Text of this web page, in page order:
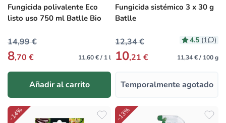
Fungicida polivalente Eco
listo uso 750 ml Batlle Bio
14,99 €
8,70 € 11,60 € / 1 l
Añadir al carrito
Fungicida sistémico 3 x 30 g
Batlle
4.5 (1 )
12,34 €
10,21 € 11,34 € / 100 g
Temporalmente agotado
-14% -13%